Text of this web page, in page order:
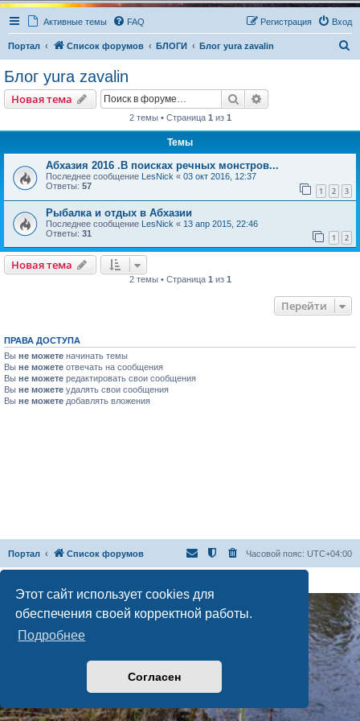
Этот сайт использует cookies для
обеспечения своей корректной работы.
Подробнее
Согласен
Активные темы FAQ Вход
Регистрация
Портал Список форумов БЛОГИ Блог yura zavalin
Блог yura zavalin
Новая тема Поиск
2 темы • Страница 1 из 1
Темы
Абхазия 2016 .В поисках речных монстров...
Последнее сообщение LesNick « 03 окт 2016, 12:37
Ответы: 57 1 2 3
Рыбалка и отдых в Абхазии
Последнее сообщение LesNick « 13 апр 2015, 22:46
Ответы: 31 1 2
Новая тема
2 темы • Страница 1 из 1
Перейти
ПРАВА ДОСТУПА
Вы не можете начинать темы
Вы не можете отвечать на сообщения
Вы не можете редактировать свои сообщения
Вы не можете удалять свои сообщения
Вы не можете добавлять вложения
Портал Список форумов Часовой пояс: UTC+04:00